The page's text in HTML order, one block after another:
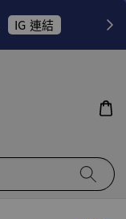
IG 連結